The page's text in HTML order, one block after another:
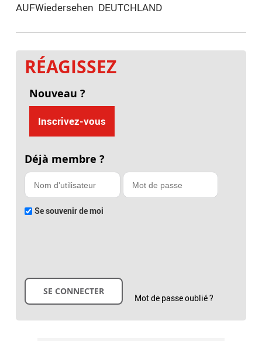
AUFWiedersehen DEUTCHLAND
RÉAGISSEZ
Nouveau ?
Inscrivez-vous
Déjà membre ?
Se souvenir de moi
Mot de passe oublié ?